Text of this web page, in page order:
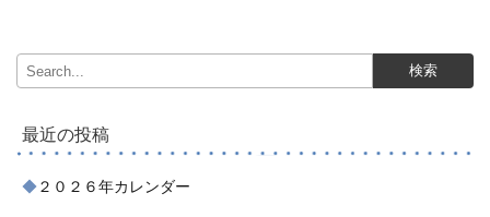
最近の投稿
２０２６年カレンダー